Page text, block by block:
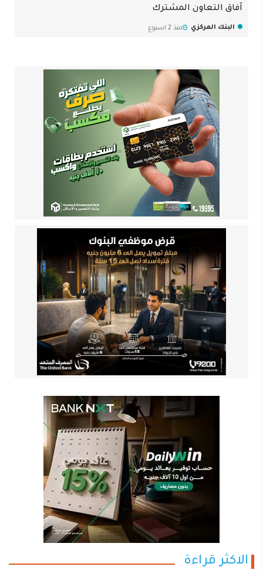
آفاق التعاون المشترك
البنك المركزي منذ 2 اسبوع
الاكثر قراءة